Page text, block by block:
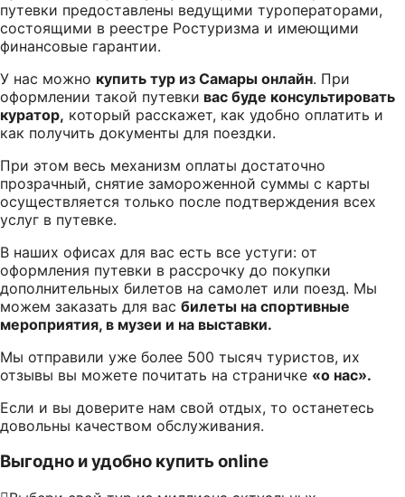
путевки предоставлены ведущими туроператорами,
состоящими в реестре Ростуризма и имеющими
финансовые гарантии.
У нас можно купить тур из Самары онлайн. При
оформлении такой путевки вас буде консультировать
куратор, который расскажет, как удобно оплатить и
как получить документы для поездки.
При этом весь механизм оплаты достаточно
прозрачный, снятие замороженной суммы с карты
осуществляется только после подтверждения всех
услуг в путевке.
В наших офисах для вас есть все устуги: от
оформления путевки в рассрочку до покупки
дополнительных билетов на самолет или поезд. Мы
можем заказать для вас билеты на спортивные
мероприятия, в музеи и на выставки.
Мы отправили уже более 500 тысяч туристов, их
отзывы вы можете почитать на страничке «о нас».
Если и вы доверите нам свой отдых, то останетесь
довольны качеством обслуживания.
Выгодно и удобно купить online